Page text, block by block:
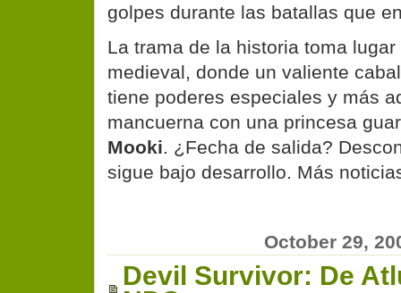
golpes durante las batallas que
La trama de la historia toma
medieval, donde un valiente
tiene poderes especiales y más
mancuerna con una princesa
Mooki. ¿Fecha de salida?
sigue bajo desarrollo. Más
October 29,
Devil Survivor: De